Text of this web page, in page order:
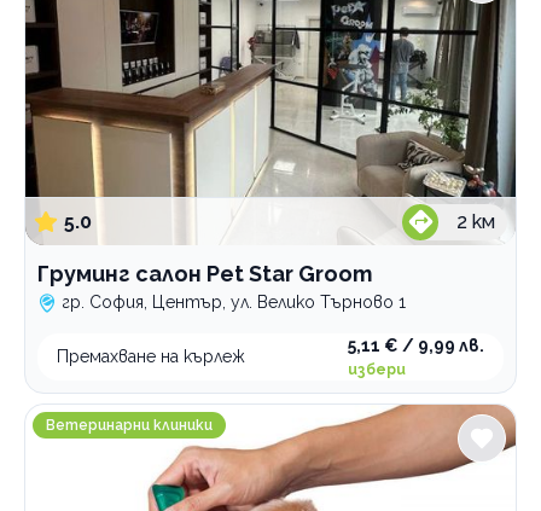
5.0 2 км
Груминг салон Pet Star Groom
гр. София, Център, ул. Велико Търново 1
Премахване на кърлеж
5,11 € / 9,99 лв.
избери
Ветеринарен кабинет и аптека Света Марина
Ветеринарни клиники